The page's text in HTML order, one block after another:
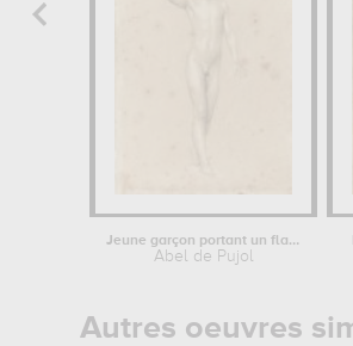
Jeune garçon portant un flambeau
Abel de Pujol
Autres oeuvres